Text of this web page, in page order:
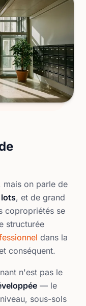
mais on parle de
, et de grand
copropriétés se
structurée
dans la
conséquent.
n'est pas le
— le
sous-sols